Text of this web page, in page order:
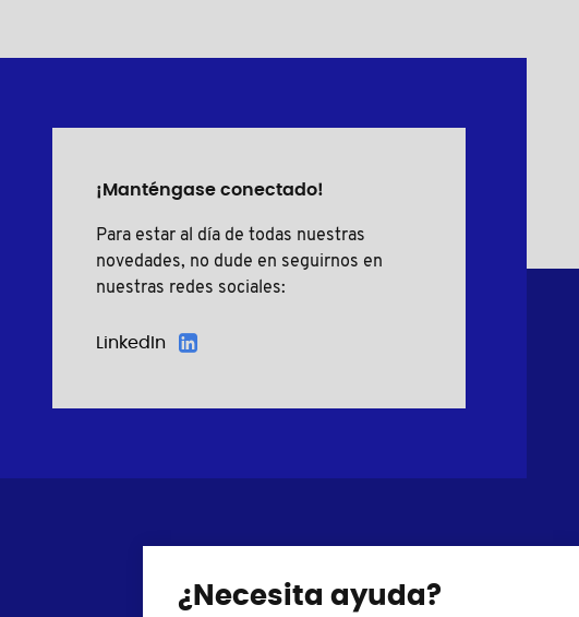
¿Necesita ayuda?
¡Manténgase conectado!
Para estar al día de todas nuestras
novedades, no dude en seguirnos en
nuestras redes sociales:
LinkedIn
Arandelas de nylon
Conteras